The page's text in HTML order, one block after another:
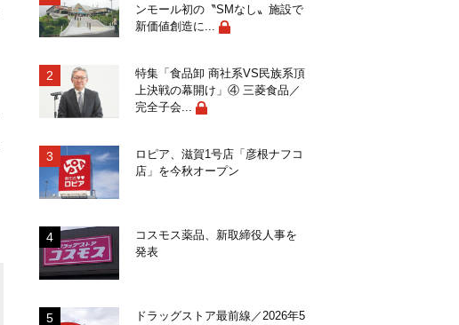
ンモール初の〝SMなし〟施設で
新価値創造に...
特集「食品卸 商社系VS民族系頂
上決戦の幕開け」④ 三菱食品／
完全子会...
ロピア、滋賀1号店「彦根ナフコ
店」を今秋オープン
コスモス薬品、新取締役人事を
発表
ドラッグストア最前線／2026年5